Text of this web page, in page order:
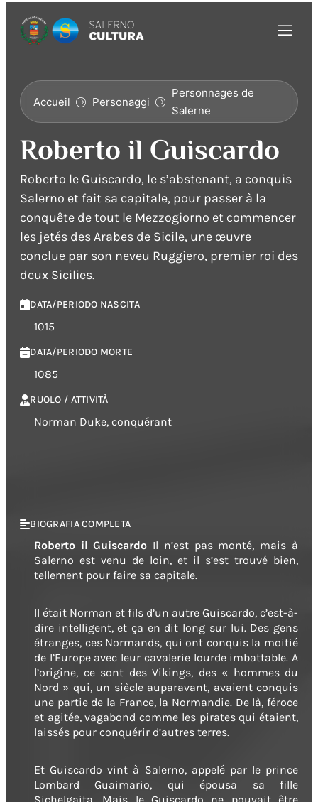
Accueil Personaggi
Personnages de
Salerne
Roberto il Guiscardo
Roberto le Guiscardo, le s’abstenant, a conquis
Salerno et fait sa capitale, pour passer à la
conquête de tout le Mezzogiorno et commencer
les jetés des Arabes de Sicile, une œuvre
conclue par son neveu Ruggiero, premier roi des
deux Sicilies.
DATA/PERIODO NASCITA
1015
DATA/PERIODO MORTE
1085
RUOLO / ATTIVITÀ
Norman Duke, conquérant
BIOGRAFIA COMPLETA
Roberto il Guiscardo Il n’est pas monté, mais à
Salerno est venu de loin, et il s’est trouvé bien,
tellement pour faire sa capitale.
Il était Norman et fils d’un autre Guiscardo, c’est-à-
dire intelligent, et ça en dit long sur lui. Des gens
étranges, ces Normands, qui ont conquis la moitié
de l’Europe avec leur cavalerie lourde imbattable. A
l’origine, ce sont des Vikings, des « hommes du
Nord » qui, un siècle auparavant, avaient conquis
une partie de la France, la Normandie. De là, féroce
et agitée, vagabond comme les pirates qui étaient,
laissés pour conquérir d’autres terres.
Et Guiscardo vint à Salerno, appelé par le prince
Lombard Guaimario, qui épousa sa fille